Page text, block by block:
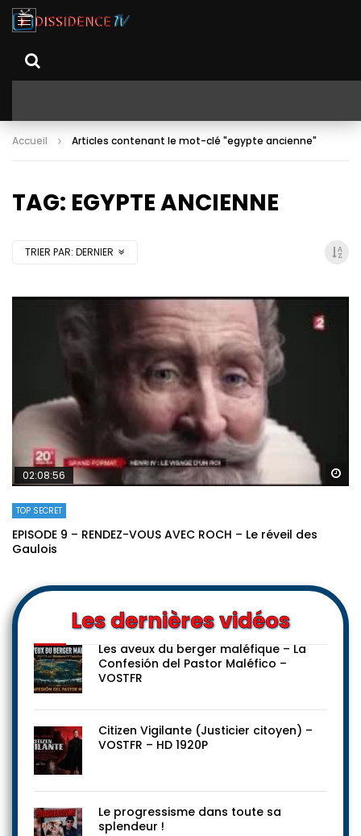
Accueil Articles contenant le mot-clé "egypte ancienne"
TAG: EGYPTE ANCIENNE
TRIER PAR: DERNIER
02:08:56
TOP SECRET
EPISODE 9 – RENDEZ-VOUS AVEC ROCH – Le réveil des
Gaulois
Les dernières vidéos
Les aveux du berger maléfique – La
Confesión del Pastor Maléfico –
VOSTFR
Citizen Vigilante (Justicier citoyen) –
VOSTFR – HD 1920P
Le progressisme dans toute sa
splendeur !